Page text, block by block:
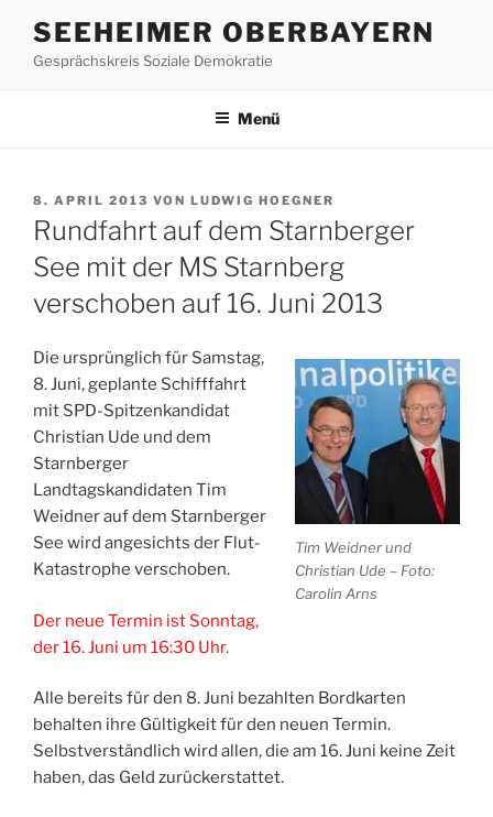
Inhalt
springen
SEEHEIMER OBERBAYERN
Gesprächskreis Soziale Demokratie
Menü
VERÖFFENTLICHT
AM
8. APRIL 2013 VON LUDWIG HOEGNER
Rundfahrt auf dem Starnberger
See mit der MS Starnberg
verschoben auf 16. Juni 2013
Tim Weidner und
Christian Ude – Foto:
Carolin Arns
Die ursprünglich für Samstag,
8. Juni, geplante Schifffahrt
mit SPD-Spitzenkandidat
Christian Ude und dem
Starnberger
Landtagskandidaten Tim
Weidner auf dem Starnberger
See wird angesichts der Flut-
Katastrophe verschoben.
Der neue Termin ist Sonntag,
der 16. Juni um 16:30 Uhr.
Alle bereits für den 8. Juni bezahlten Bordkarten
behalten ihre Gültigkeit für den neuen Termin.
Selbstverständlich wird allen, die am 16. Juni keine Zeit
haben, das Geld zurückerstattet.